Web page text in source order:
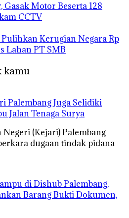
Motor Beserta 128
CCTV
Kerugian Negara Rp
Lahan PT SMB
kamu
Palembang Juga Selidiki
Jalan Tenaga Surya
Negeri (Kejari) Palembang
dugaan tindak pidana
di Dishub Palembang,
Barang Bukti Dokumen,